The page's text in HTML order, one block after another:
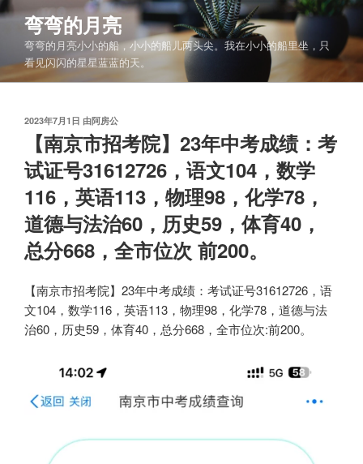
跳
容
弯弯的月亮
弯弯的月亮小小的船，小小的船儿两头尖。我在小小的船里坐，只
看见闪闪的星星蓝蓝的天。
发
2023年7月1日 由阿房公
【南京市招考院】23年中考成绩：考
试证号31612726，语文104，数学
116，英语113，物理98，化学78，
道德与法治60，历史59，体育40，
总分668，全市位次 前200。
【南京市招考院】23年中考成绩：考试证号31612726，语
文104，数学116，英语113，物理98，化学78，道德与法
治60，历史59，体育40，总分668，全市位次:前200。